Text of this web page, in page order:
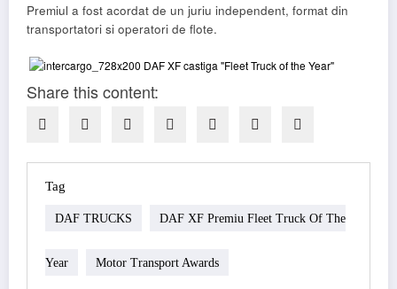
Premiul a fost acordat de un juriu independent, format din
transportatori si operatori de flote.
Share this content:
Tag
DAF TRUCKS DAF XF Premiu Fleet Truck Of The
Year Motor Transport Awards